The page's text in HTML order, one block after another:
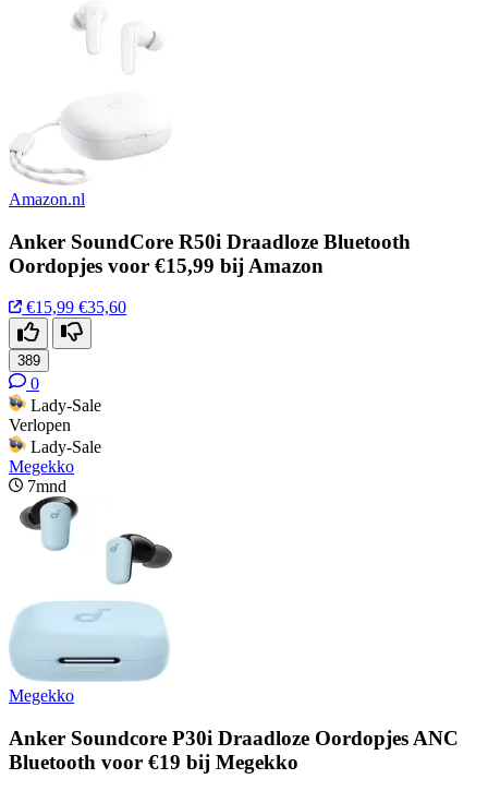
Amazon.nl
Anker SoundCore R50i Draadloze Bluetooth
Oordopjes voor €15,99 bij Amazon
€15,99 €35,60
389
0
Lady-Sale
Verlopen
Lady-Sale
Megekko
7mnd
Megekko
Anker Soundcore P30i Draadloze Oordopjes ANC
Bluetooth voor €19 bij Megekko